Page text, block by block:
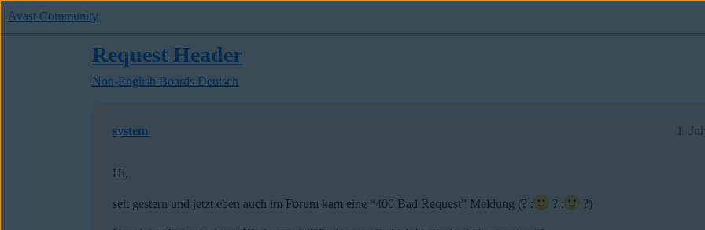
Avast Community
Request Header
Non-English Boards Deutsch
system 1
Hi,
seit gestern und jetzt eben auch im Forum kam eine “400 Bad Request” Meldung (? : ? : ?)